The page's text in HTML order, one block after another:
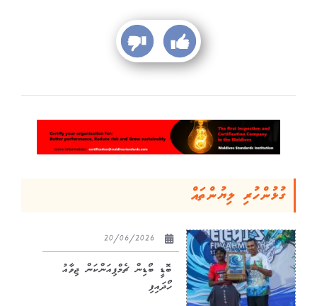
ގުޅުންހުރި ލިޔުންތައް
ބޮޑީ ބޯޑިން ޗެމްޕިއަންކަން ޖިވާއު
ހޯދައިފި